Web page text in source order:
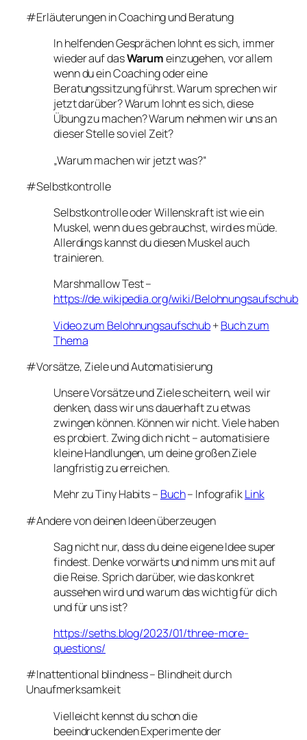
#Erläuterungen in Coaching und Beratung
In helfenden Gesprächen lohnt es sich, immer
wieder auf dasWarumeinzugehen, vor allem
wenn du ein Coaching oder eine
Beratungssitzung führst. Warum sprechen wir
jetzt darüber? Warum lohnt es sich, diese
Übung zu machen? Warum nehmen wir uns an
dieser Stelle so viel Zeit?
„Warum machen wir jetzt was?“
#Selbstkontrolle
Selbstkontrolle oder Willenskraft ist wie ein
Muskel, wenn du es gebrauchst, wird es müde.
Allerdings kannst du diesen Muskel auch
trainieren.
Marshmallow Test –
https://de.wikipedia.org/wiki/Belohnungsaufschub
Video zum Belohnungsaufschub+Buch zum
Thema
#Vorsätze, Ziele und Automatisierung
Unsere Vorsätze und Ziele scheitern, weil wir
denken, dass wir uns dauerhaft zu etwas
zwingen können. Können wir nicht. Viele haben
es probiert. Zwing dich nicht – automatisiere
kleine Handlungen, um deine großen Ziele
langfristig zu erreichen.
Mehr zu Tiny Habits – Buch– InfografikLink
#Andere von deinen Ideen überzeugen
Sag nicht nur, dass du deine eigene Idee super
findest. Denke vorwärts und nimm uns mit auf
die Reise. Sprich darüber, wie das konkret
aussehen wird und warum das wichtig für dich
und für uns ist?
https://seths.blog/2023/01/three-more-
questions/
#Inattentional blindness – Blindheit durch
Unaufmerksamkeit
Vielleicht kennst du schon die
beeindruckenden Experimente der